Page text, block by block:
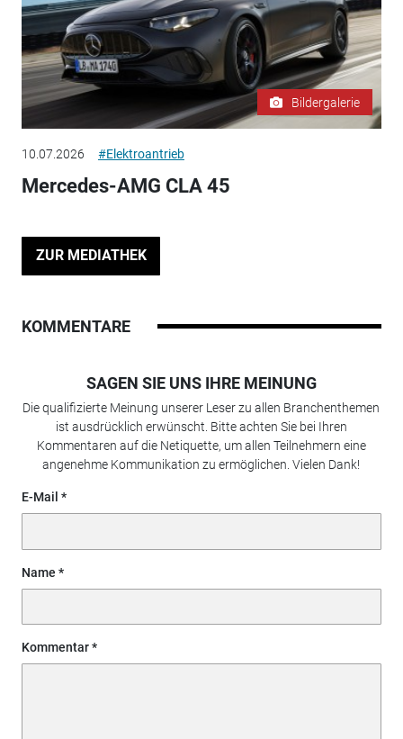
Bildergalerie
10.07.2026 #Elektroantrieb
Mercedes-AMG CLA 45
ZUR MEDIATHEK
KOMMENTARE
SAGEN SIE UNS IHRE MEINUNG
Die qualifizierte Meinung unserer Leser zu allen Branchenthemen
ist ausdrücklich erwünscht. Bitte achten Sie bei Ihren
Kommentaren auf die Netiquette, um allen Teilnehmern eine
angenehme Kommunikation zu ermöglichen. Vielen Dank!
E-Mail
Name
Kommentar